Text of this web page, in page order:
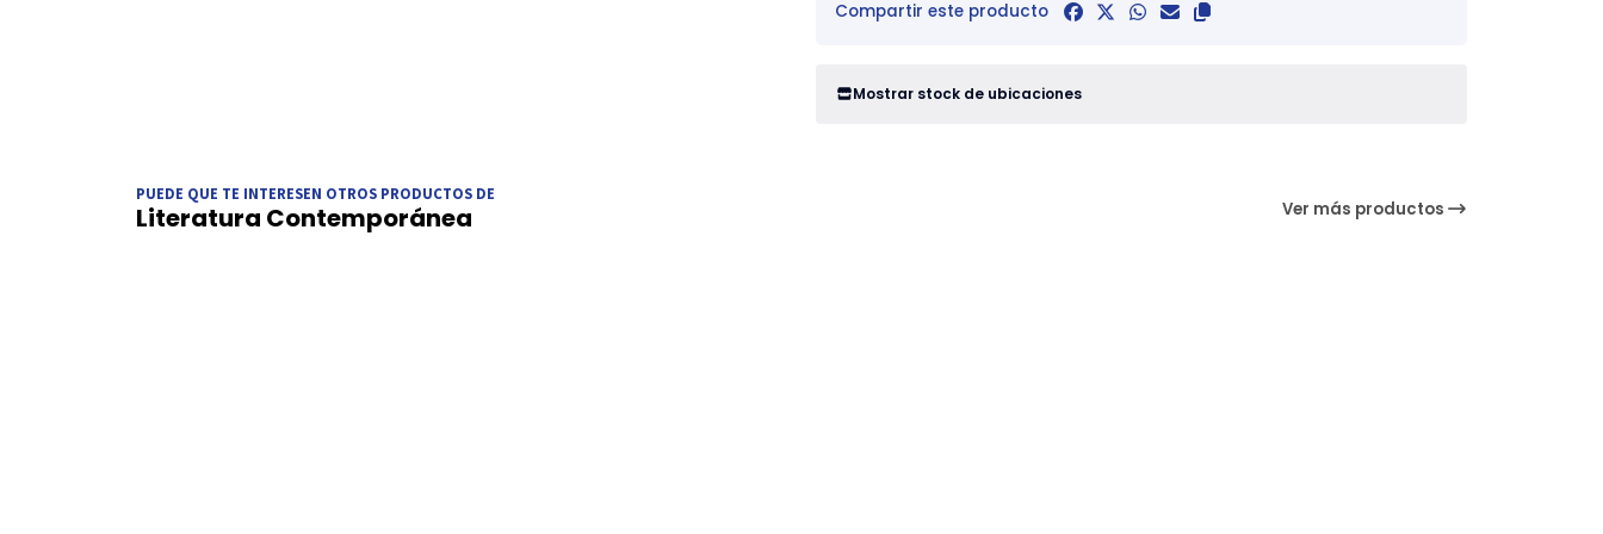
Compartir este producto
Mostrar stock de ubicaciones
PUEDE QUE TE INTERESEN OTROS PRODUCTOS DE
Literatura Contemporánea Ver más productos